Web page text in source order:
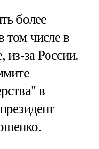
более
том числе в
из-за России.
в